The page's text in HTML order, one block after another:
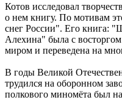
Котов исследовал
о нем книгу. По мотивам
снег России". Его книга:
Алехина" была с
миром и переведена на
В годы Великой
трудился на оборонном
полкового миномёта был